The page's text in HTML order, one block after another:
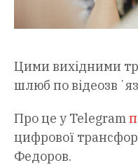
Цими вихідними
шлюб по
Про це у Telegram
цифрової
Федоров.